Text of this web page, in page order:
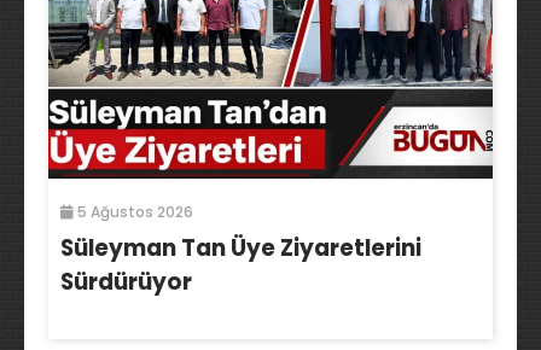
5 Ağustos 2026
Süleyman Tan Üye Ziyaretlerini
Sürdürüyor